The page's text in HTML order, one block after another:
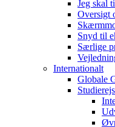
Jeg skal
Oversigt
Snyd til
Særlige
Internationalt
Globale